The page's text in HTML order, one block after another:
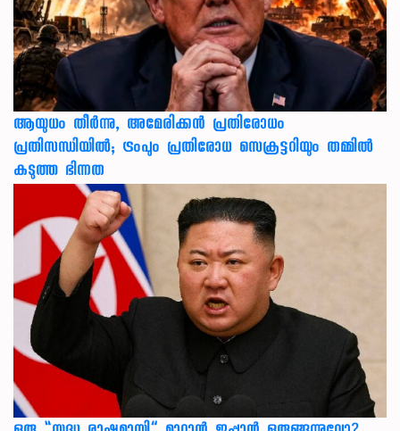
ആയുധം തീർന്നു, അമേരിക്കൻ പ്രതിരോധം
പ്രതിസന്ധിയിൽ; ട്രംപും പ്രതിരോധ സെക്രട്ടറിയും തമ്മിൽ
കടുത്ത ഭിന്നത